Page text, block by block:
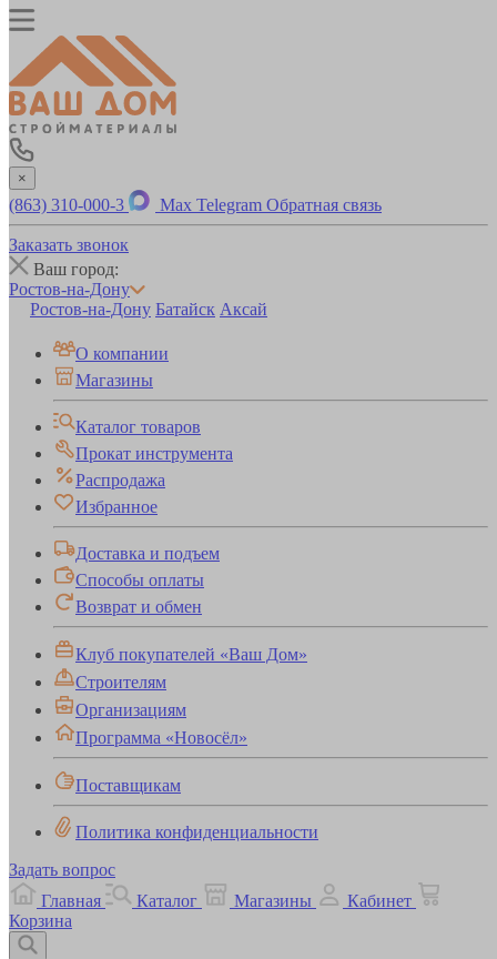
×
(863) 310-000-3 Max Telegram Обратная связь
Заказать звонок
Ваш город:
Ростов-на-Дону
Ростов-на-Дону Батайск Аксай
О компании
Магазины
Каталог товаров
Прокат инструмента
Распродажа
Избранное
Доставка и подъем
Способы оплаты
Возврат и обмен
Клуб покупателей «Ваш Дом»
Строителям
Организациям
Программа «Новосёл»
Поставщикам
Политика конфиденциальности
Задать вопрос
Главная
Каталог Магазины
Кабинет
Корзина